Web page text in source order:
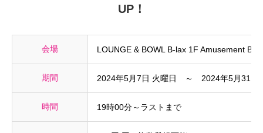
UP！
会場 LOUNGE & BOWL B-lax 1F Amusement
期間 2024年5月7日 火曜日 ～ 2024年5月31日
時間 19時00分～ラストまで